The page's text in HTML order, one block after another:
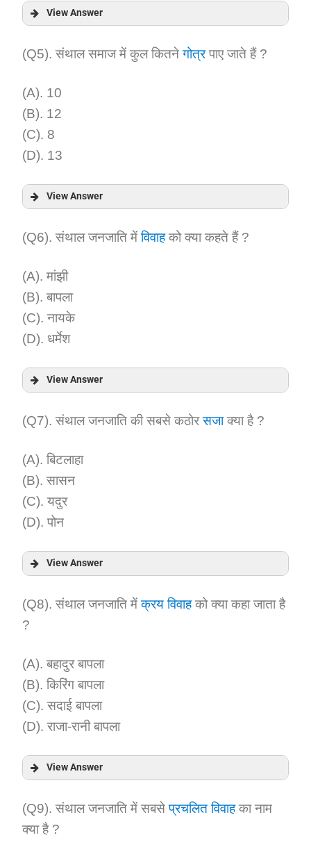
View Answer
Answer:
Explanation:
(Q5). संथाल समाज में कुल कितनेगोत्रपाए जाते हैं ?
(A). 10
(B). 12
(C). 8
(D). 13
View Answer
Answer:
Explanation:
(Q6). संथाल जनजाति मेंविवाहको क्या कहते हैं ?
(A). मांझी
(B). बापला
(C). नायके
(D). धर्मेश
View Answer
Answer:
Explanation:
(Q7). संथाल जनजाति की सबसे कठोरसजाक्या है ?
(A). बिटलाहा
(B). सासन
(C). यदुर
(D). पोन
View Answer
Answer:
(Q8). संथाल जनजाति मेंक्रय विवाहको क्या कहा जाता है
?
(A). बहादुर बापला
(B). किरिंग बापला
(C). सदाई बापला
(D). राजा-रानी बापला
View Answer
Answer:
(Q9). संथाल जनजाति में सबसेप्रचलित विवाहका नाम
क्या है ?